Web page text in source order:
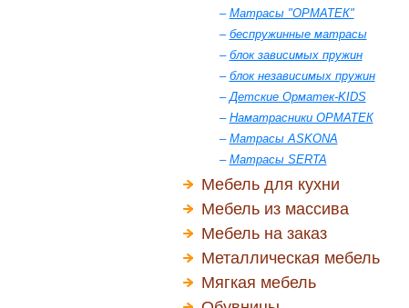
– Матрасы "ОРМАТЕК"
– беспружинные матрасы
– блок зависимых пружин
– блок независимых пружин
–Детские Орматек-KIDS
– Наматрасники ОРМАТЕК
– Матрасы ASKONA
– Матрасы SERTA
Мебель для кухни
Мебель из массива
Мебель на заказ
Металлическая мебель
Мягкая мебель